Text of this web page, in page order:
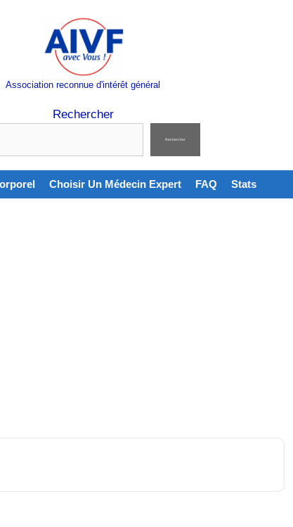
Association reconnue d'intérêt général
Rechercher
Rechercher
Choisir Un Médecin Expert FAQ Stats